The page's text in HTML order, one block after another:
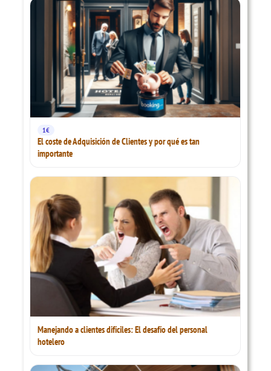
1€
El coste de Adquisición de Clientes y por qué es tan
importante
Manejando a clientes difíciles: El desafío del personal
hotelero